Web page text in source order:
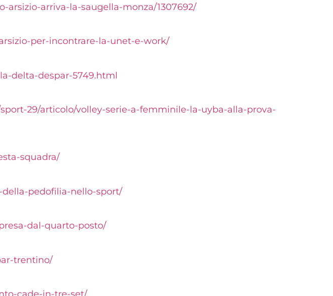
arsizio-arriva-la-saugella-monza/1307692/
per-incontrare-la-unet-e-work/
delta-despar-5749.html
sport-29/articolo/volley-serie-a-femminile-la-uyba-alla-prova-
squadra/
pedofilia-nello-sport/
dal-quarto-posto/
trentino/